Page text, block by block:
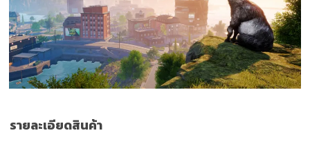
รายละเอียดสินค้า